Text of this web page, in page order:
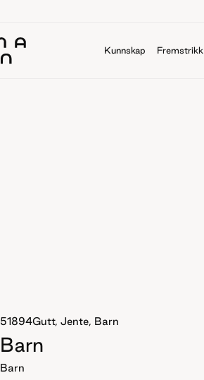
Kunnskap Fremstrikk
51894Gutt, Jente, Barn
Barn
Barn